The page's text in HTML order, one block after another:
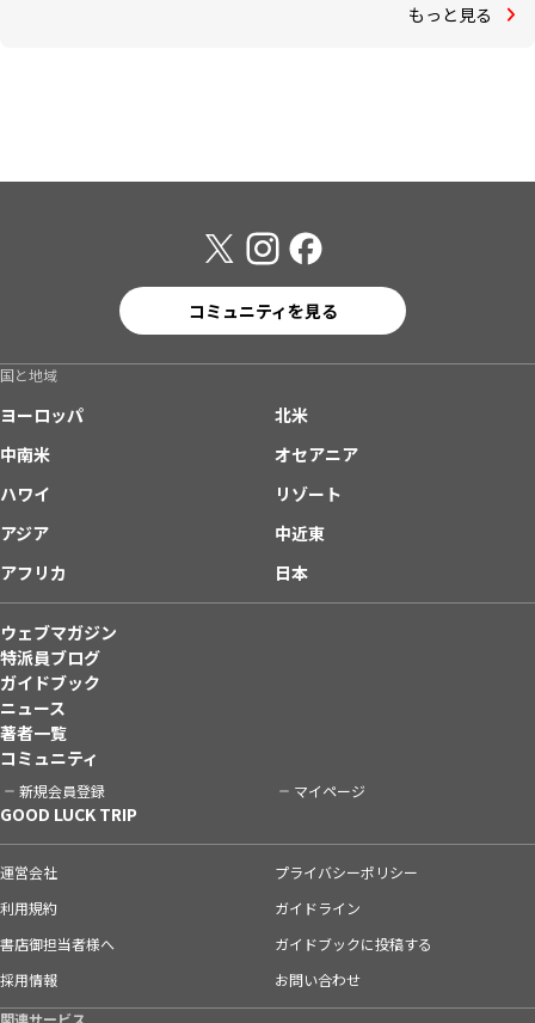
もっと見る
コミュニティを見る
国と地域
ヨーロッパ
北米
中南米
オセアニア
ハワイ
リゾート
アジア
中近東
アフリカ
日本
ウェブマガジン
特派員ブログ
ガイドブック
ニュース
著者一覧
コミュニティ
新規会員登録 マイページ
GOOD LUCK TRIP
運営会社
プライバシーポリシー
利用規約
ガイドライン
書店御担当者様へ
ガイドブックに投稿する
採用情報
お問い合わせ
関連サービス